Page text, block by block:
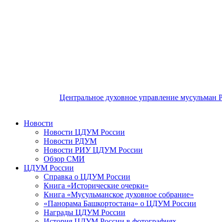
Центральное духовное управление мусульман
Новости
Новости ЦДУМ России
Новости РДУМ
Новости РИУ ЦДУМ России
Обзор СМИ
ЦДУМ России
Справка о ЦДУМ России
Книга «Исторические очерки»
Книга «Мусульманское духовное собрание»
«Панорама Башкортостана» о ЦДУМ России
Награды ЦДУМ России